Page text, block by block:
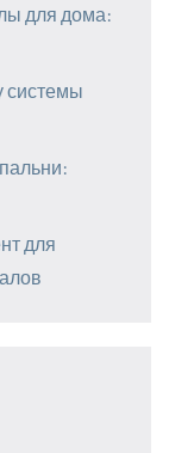
для дома:
системы
для